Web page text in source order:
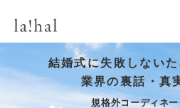
結婚式に失敗しない
業界の裏話・真
規格外コーディネ